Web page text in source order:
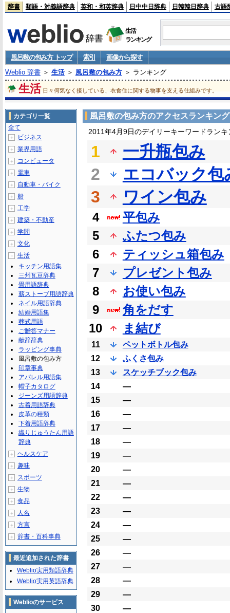
辞書 類語・対義語辞典 英和・和英辞典 日中中日辞典 日韓韓日辞典 古語
生活
ランキング
風呂敷の包み方 トップ 索引
画像から探す
Weblio 辞書＞ 生活＞ 風呂敷の包み方＞ ランキング
生活 日々何気なく接している、衣食住に関する物事を支える仕組みです。
風呂敷の包み方のアクセスランキング
2011年4月9日のデイリーキーワードランキ
1
一升瓶包み
2
エコバック包
3
ワイン包み
4
平包み
5
ふたつ包み
6
ティッシュ箱包み
7
プレゼント包み
8
お使い包み
9
角をだす
10
ま結び
11
ペットボトル包み
12
ふくさ包み
13
スケッチブック包み
14
―
15
―
16
―
17
―
18
―
19
―
20
―
21
―
22
―
23
―
24
―
25
―
26
―
27
―
28
―
29
―
30
―
カテゴリ一覧
全て
＋ ビジネス
＋ 業界用語
＋ コンピュータ
＋ 電車
＋ 自動車・バイク
＋ 船
＋ 工学
＋ 建築・不動産
＋ 学問
＋ 文化
－
生活
キッチン用語集
三州瓦豆辞典
畳用語辞典
薪ストーブ用語辞典
ネイル用語辞典
結婚用語集
葬式用語
ご贈答マナー
献辞辞典
ラッピング事典
風呂敷の包み方
印章事典
アパレル用語集
帽子カタログ
ジーンズ用語辞典
古着用語辞典
皮革の種類
下着用語辞典
織りじゅうたん用語
辞典
＋ ヘルスケア
＋ 趣味
＋ スポーツ
＋ 生物
＋ 食品
＋ 人名
＋ 方言
＋ 辞書・百科事典
最近追加された辞書
Weblio実用類語辞典
Weblio実用英語辞典
Weblioのサービス